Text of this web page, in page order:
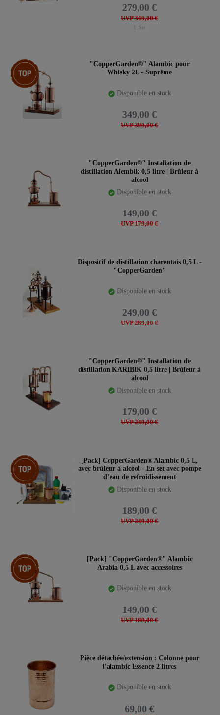
UVP 349,00 €
279,00 €
1 Set
Article phare
"CopperGarden®" Alambic pour
Whisky 2L - Suprême
Disponible en stock
UVP 399,00 €
349,00 €
"CopperGarden®" Installation de
distillation Alembik 0,5 litre | Brûleur à
alcool
Disponible en stock
UVP 179,00 €
149,00 €
Dispositif de distillation charentais 0,5 L -
"CopperGarden"
Disponible en stock
UVP 289,00 €
249,00 €
"CopperGarden®" Installation de
distillation KARIBIK 0,5 litre | Brûleur à
alcool
Disponible en stock
UVP 249,00 €
179,00 €
Pack d’articles
[Pack] CopperGarden® Alambic 0,5 L,
avec brûleur à alcool - En set avec pompe
d’eau de refroidissement
Disponible en stock
UVP 249,00 €
189,00 €
Article phare
[Pack] "CopperGarden®" Alambic
Arabia 0,5 L avec accessoires
Disponible en stock
UVP 189,00 €
149,00 €
Pièce détachée/extension : Colonne pour
l'alambic Essence 2 litres
Disponible en stock
69,00 €